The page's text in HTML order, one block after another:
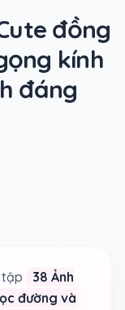
đồng
kính
đáng
tập
38 Ảnh
đường và